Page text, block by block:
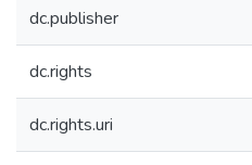
dc.publisher
dc.rights
dc.rights.uri